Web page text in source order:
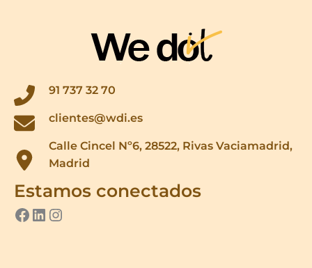
91 737 32 70
clientes@wdi.es
Calle Cincel Nº6, 28522, Rivas Vaciamadrid,
Madrid
Estamos conectados
ver perfil de we do it en facebook
LinkedIn
Instagram